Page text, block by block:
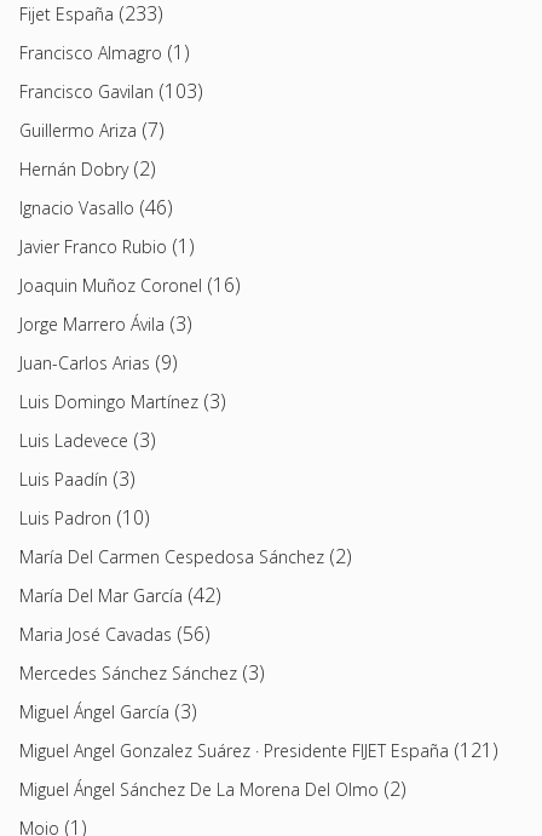
Fijet España (233)
Francisco Almagro (1)
Francisco Gavilan (103)
Guillermo Ariza (7)
Hernán Dobry(2)
Ignacio Vasallo (46)
Javier Franco Rubio (1)
Joaquin Muñoz Coronel (16)
Jorge Marrero Ávila (3)
Juan-Carlos Arias (9)
Luis Domingo Martínez (3)
Luis Ladevece (3)
Luis Paadín (3)
Luis Padron (10)
María Del Carmen Cespedosa Sánchez (2)
María Del Mar García (42)
Maria José Cavadas (56)
Mercedes Sánchez Sánchez (3)
Miguel Ángel García (3)
Miguel Angel Gonzalez Suárez · Presidente FIJET España (121)
Miguel Ángel Sánchez De La Morena Del Olmo (2)
Moio (1)